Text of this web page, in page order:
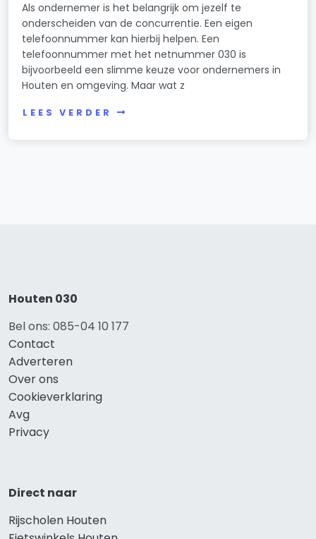
Als ondernemer is het belangrijk om jezelf te
onderscheiden van de concurrentie. Een eigen
telefoonnummer kan hierbij helpen. Een
telefoonnummer met het netnummer 030 is
bijvoorbeeld een slimme keuze voor ondernemers in
Houten en omgeving. Maar wat z
LEES VERDER
Houten 030
Bel ons: 085-04 10 177
Contact
Adverteren
Over ons
Cookieverklaring
Avg
Privacy
Direct naar
Rijscholen Houten